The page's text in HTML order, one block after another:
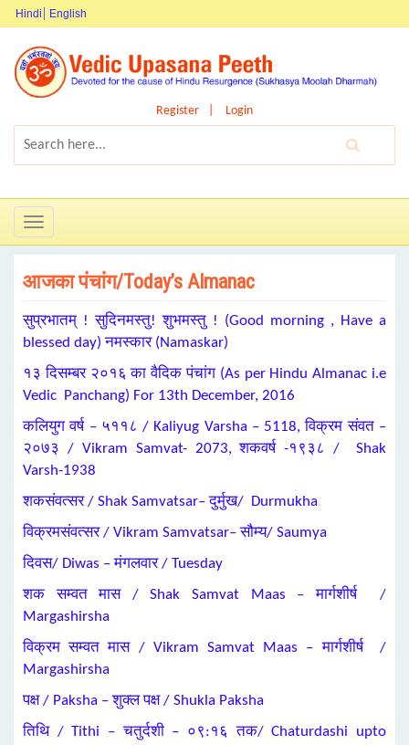
Hindi English
Register Login
Toggle
navigation
आजका पंचांग/Today’s Almanac
सुप्रभातम् ! सुदिनमस्तु! शुभमस्तु ! (Good morning , Have a
blessed day) नमस्कार (Namaskar)
१३ दिसम्बर २०१६ का वैदिक पंचांग (As per Hindu Almanac i.e
Vedic Panchang) For 13th December, 2016
कलियुग वर्ष – ५११८ / Kaliyug Varsha – 5118, विक्रम संवत –
२०७३ / Vikram Samvat- 2073, शकवर्ष -१९३८ / Shak
Varsh-1938
शकसंवत्सर / Shak Samvatsar– दुर्मुख/ Durmukha
विक्रमसंवत्सर / Vikram Samvatsar– सौम्य/ Saumya
दिवस/ Diwas – मंगलवार / Tuesday
शक सम्वत मास / Shak Samvat Maas – मार्गशीर्ष /
Margashirsha
विक्रम सम्वत मास / Vikram Samvat Maas – मार्गशीर्ष /
Margashirsha
पक्ष / Paksha – शुक्ल पक्ष / Shukla Paksha
तिथि / Tithi – चतुर्दशी – ०९:१६ तक/ Chaturdashi upto